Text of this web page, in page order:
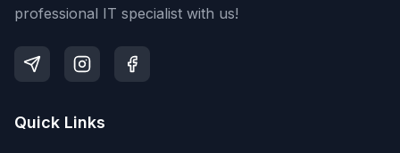
professional IT specialist with us!
Quick Links